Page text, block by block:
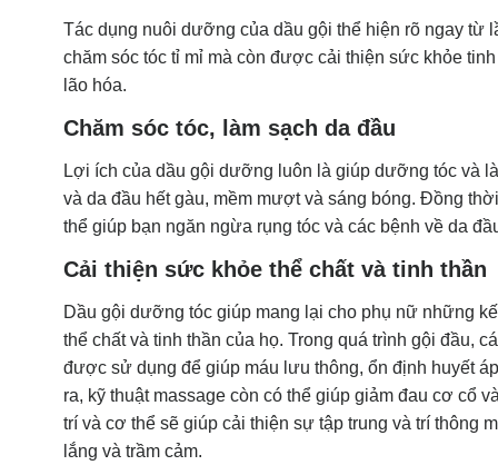
Tác dụng nuôi dưỡng của dầu gội thể hiện rõ ngay từ
chăm sóc tóc tỉ mỉ mà còn được cải thiện sức khỏe
lão hóa.
Chăm sóc tóc, làm sạch da đầu
Lợi ích của dầu gội dưỡng luôn là giúp dưỡng tóc và
và da đầu hết gàu, mềm mượt và sáng bóng. Đồng
thể giúp bạn ngăn ngừa rụng tóc và các bệnh về da
Cải thiện sức khỏe thể chất và tinh thần
Dầu gội dưỡng tóc giúp mang lại cho phụ nữ những
thể chất và tinh thần của họ. Trong quá trình gội đầu,
được sử dụng để giúp máu lưu thông, ổn định huyết
ra, kỹ thuật massage còn có thể giúp giảm đau cơ cổ
trí và cơ thể sẽ giúp cải thiện sự tập trung và trí thông
lắng và trầm cảm.